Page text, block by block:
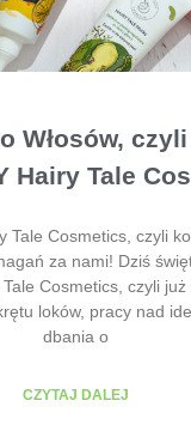
Włosów, czyli
Hairy Tale
Tale Cosmetics, czyli
za nami! Dziś
Cosmetics, czyli
loków, pracy nad
dbania o
CZYTAJ DALEJ